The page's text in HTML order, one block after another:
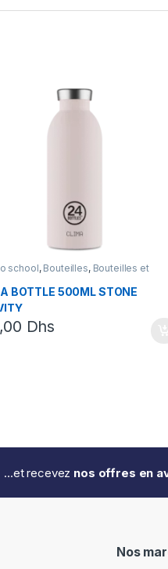
school, Bouteilles, Bouteilles et
BOTTLE 500ML STONE
Dhs
...et recevez nos offres en
Nos